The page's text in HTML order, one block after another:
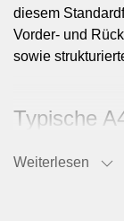
diesem
Vorder- und
sowie
Typische
Weiterlesen